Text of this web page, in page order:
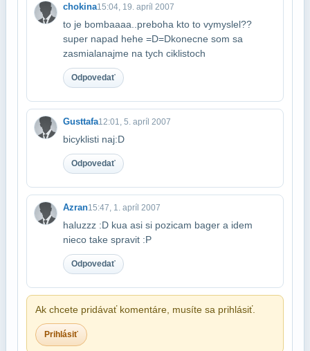
chokina15:04, 19. apríl 2007
to je bombaaaa..preboha kto to vymyslel??
super napad hehe =D=Dkonecne som sa
zasmiala​najme na tych ciklistoch
Odpovedať
Gusttafa12:01, 5. apríl 2007
bicyklisti naj:D
Odpovedať
Azran15:47, 1. apríl 2007
haluzzz :D kua asi si pozicam bager a idem
nieco take spravit :P
Odpovedať
Ak chcete pridávať komentáre, musíte sa prihlásiť.
Prihlásiť